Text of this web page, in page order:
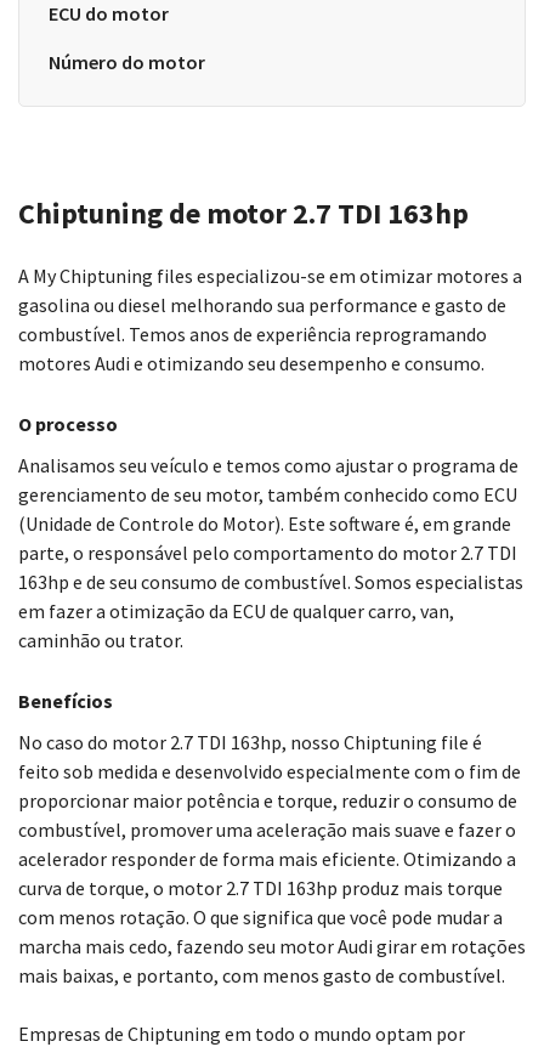
ECU do motor
Número do motor
Chiptuning de motor 2.7 TDI 163hp
A My Chiptuning files especializou-se em otimizar motores a
gasolina ou diesel melhorando sua performance e gasto de
combustível. Temos anos de experiência reprogramando
motores Audi e otimizando seu desempenho e consumo.
O processo
Analisamos seu veículo e temos como ajustar o programa de
gerenciamento de seu motor, também conhecido como ECU
(Unidade de Controle do Motor). Este software é, em grande
parte, o responsável pelo comportamento do motor 2.7 TDI
163hp e de seu consumo de combustível. Somos especialistas
em fazer a otimização da ECU de qualquer carro, van,
caminhão ou trator.
Benefícios
No caso do motor 2.7 TDI 163hp, nosso Chiptuning file é
feito sob medida e desenvolvido especialmente com o fim de
proporcionar maior potência e torque, reduzir o consumo de
combustível, promover uma aceleração mais suave e fazer o
acelerador responder de forma mais eficiente. Otimizando a
curva de torque, o motor 2.7 TDI 163hp produz mais torque
com menos rotação. O que significa que você pode mudar a
marcha mais cedo, fazendo seu motor Audi girar em rotações
mais baixas, e portanto, com menos gasto de combustível.
Empresas de Chiptuning em todo o mundo optam por